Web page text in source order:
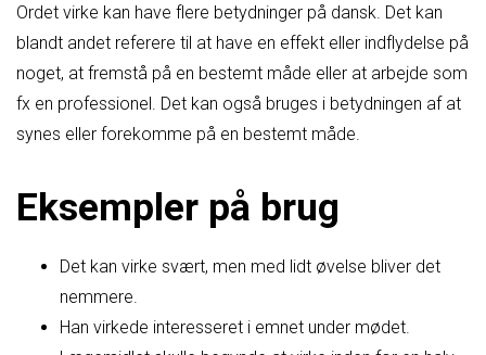
Ordet virke kan have flere betydninger på dansk. Det kan
blandt andet referere til at have en effekt eller indflydelse på
noget, at fremstå på en bestemt måde eller at arbejde som
fx en professionel. Det kan også bruges i betydningen af at
synes eller forekomme på en bestemt måde.
Eksempler på brug
Det kan virke svært, men med lidt øvelse bliver det
nemmere.
Han virkede interesseret i emnet under mødet.